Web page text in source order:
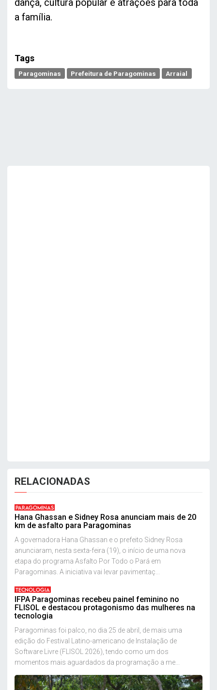
dança, cultura popular e atrações para toda
a família.
Tags
Paragominas Prefeitura de Paragominas Arraial
RELACIONADAS
PARAGOMINAS
Hana Ghassan e Sidney Rosa anunciam mais de 20
km de asfalto para Paragominas
A governadora Hana Ghassan e o prefeito Sidney Rosa
anunciaram, nesta sexta-feira (19), o início de uma nova
etapa do programa Asfalto Por Todo o Pará em
Paragominas. A iniciativa vai levar pavimentaç...
TECNOLOGIA
IFPA Paragominas recebeu painel feminino no
FLISOL e destacou protagonismo das mulheres na
tecnologia
Paragominas foi palco, no dia 25 de abril, de mais uma
edição do Festival Latino-americano de Instalação de
Software Livre (FLISOL 2026), tendo como um dos
momentos mais aguardados da programação a me...